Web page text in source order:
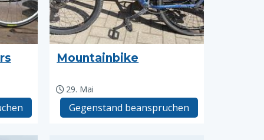
Mountainbike
29. Mai
Gegenstand beanspruchen